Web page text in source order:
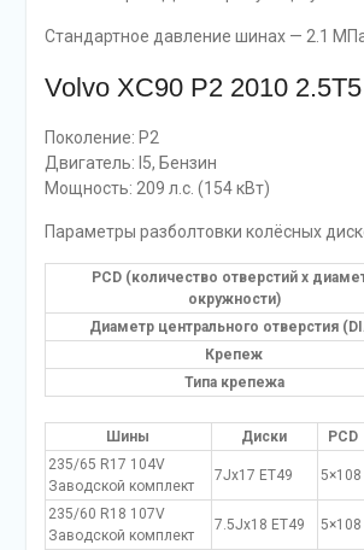
Стандартное давление шинах — 2.1
Volvo XC90 P2 2010 2.5T5
Поколение: P2
Двигатель: I5, Бензин
Мощность: 209 л.с. (154 кВт)
Параметры разболтовки колёсных
PCD (количество отверстий x
окружности)
Диаметр центрального отверстия
Крепеж
Типа крепежа
Шины Диски PCD
235/65 R17 104V
Заводской комплект
7Jx17 ET49 5×108
235/60 R18 107V
Заводской комплект
7.5Jx18 ET49 5×108